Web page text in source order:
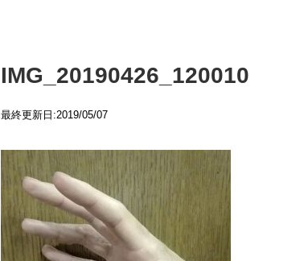
IMG_20190426_120010
最終更新日:2019/05/07